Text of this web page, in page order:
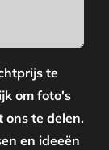
te
om foto's
te delen.
en ideeën